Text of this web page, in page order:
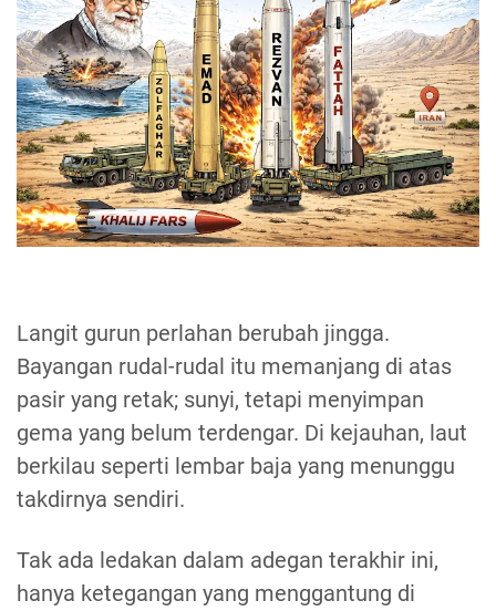
Langit gurun perlahan berubah jingga.
Bayangan rudal-rudal itu memanjang di atas
pasir yang retak; sunyi, tetapi menyimpan
gema yang belum terdengar. Di kejauhan, laut
berkilau seperti lembar baja yang menunggu
takdirnya sendiri.
Tak ada ledakan dalam adegan terakhir ini,
hanya ketegangan yang menggantung di